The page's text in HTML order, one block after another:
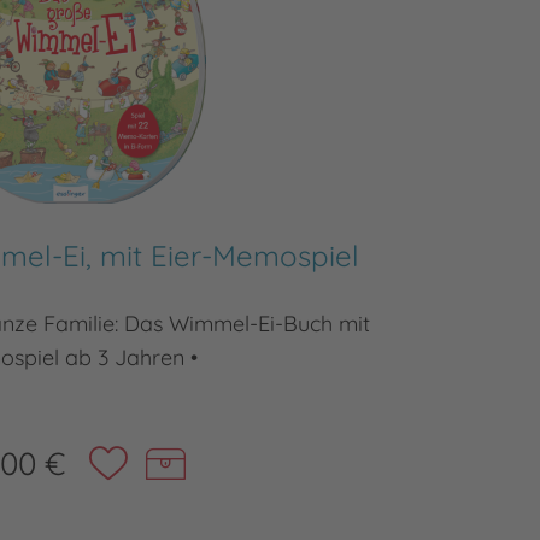
Ei, mit Eier-Memospiel
Familie: Das Wimmel-Ei-Buch mit
ab 3 Jahren •
€